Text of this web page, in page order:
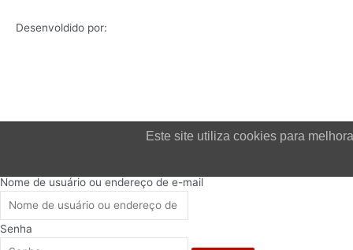
Desenvoldido por:
Este site utiliza cookies para
Nome de usuário ou endereço de e-mail
Senha